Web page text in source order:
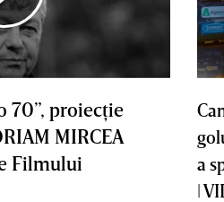
70”, proiecţie
MIRCEA
Filmului
a
|